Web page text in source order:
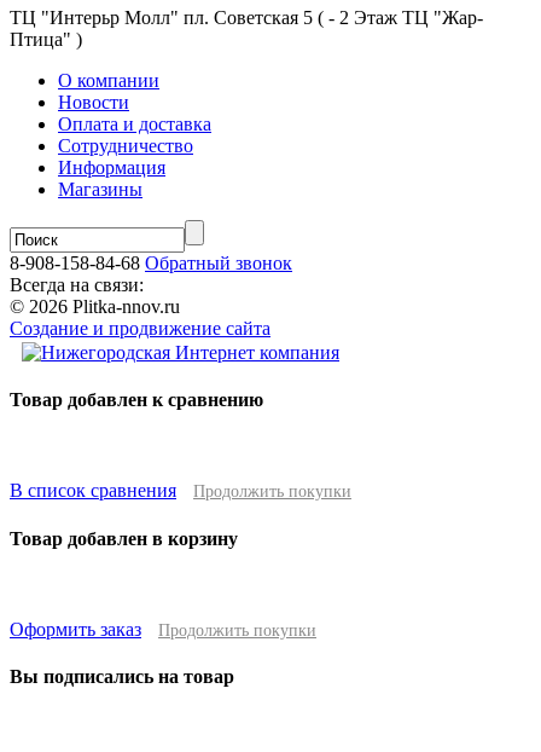
ТЦ "Интерьр Молл" пл. Советская 5 ( - 2 Этаж ТЦ "Жар-
Птица" )
О компании
Новости
Оплата и доставка
Сотрудничество
Информация
Магазины
8-908-158-84-68 Обратный звонок
Всегда на связи:
© 2026 Plitka-nnov.ru
Создание и продвижение сайта
Товар добавлен к сравнению
В список сравнения Продолжить покупки
Товар добавлен в корзину
Оформить заказ Продолжить покупки
Вы подписались на товар